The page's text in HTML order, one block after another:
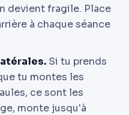
devient fragile. Place
à chaque séance
Si tu prends
tu montes les
ce sont les
monte jusqu'à